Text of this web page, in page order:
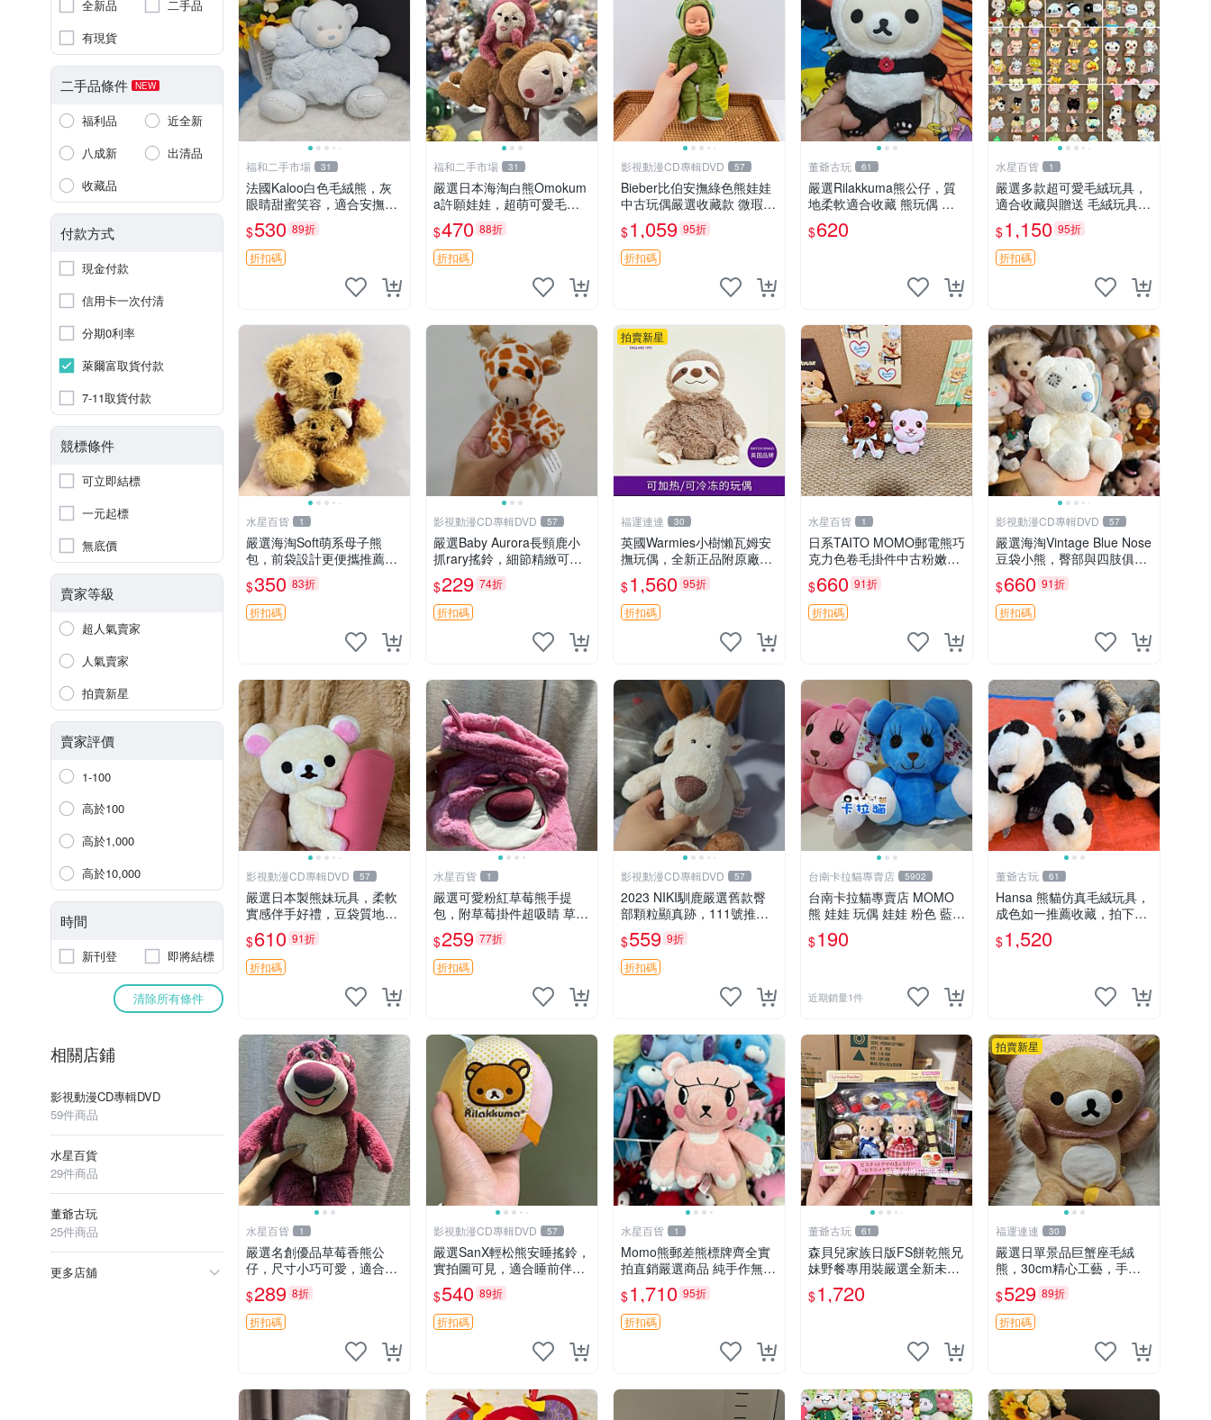
全新品
二手品
有現貨
二手品條件 NEW
福利品
近全新
八成新
出清品
收藏品
付款方式
現金付款
信用卡一次付清
分期0利率
萊爾富取貨付款
7-11取貨付款
競標條件
可立即結標
一元起標
無底價
賣家等級
超人氣賣家
人氣賣家
拍賣新星
賣家評價
1-100
高於100
高於1,000
高於10,000
時間
新刊登 即將結標
清除所有條件
相關店鋪
影視動漫CD專輯DVD
59件商品
水星百貨
29件商品
董爺古玩
25件商品
更多店舖
福和二手市場 31
法國Kaloo白色毛絨熊，灰
眼睛甜蜜笑容，適合安撫逗
趣可愛，柔軟面料手感佳。
14 白色安撫熊 毛絨玩具 寶
寶逗樂具
$530 89折
折扣碼
福和二手市場 31
嚴選日本海淘白熊Omokum
a許願娃娃，超萌可愛毛絨
公仔推薦收藏 白熊 Omoku
ma 毛絨玩具 偽裝娃娃 玩具
擺飾
$470 88折
折扣碼
影視動漫CD專輯DVD 57
Bieber比伯安撫綠色熊娃娃
中古玩偶嚴選收藏款 微瑕輕
度使用 Bieber綠熊娃娃 中
古玩偶 微瑕
$1,059 95折
折扣碼
董爺古玩 61
嚴選Rilakkuma熊公仔，質
地柔軟適合收藏 熊玩偶 柔
軟 公仔 收藏
$620
水星百貨 1
嚴選多款超可愛毛絨玩具，
適合收藏與贈送 毛絨玩具、
抱枕、公仔
$1,150 95折
折扣碼
水星百貨 1
嚴選海淘Soft萌系母子熊
包，前袋設計更便攜推薦收
藏 母子熊 軟綿綿 包包
$350 83折
折扣碼
影視動漫CD專輯DVD 57
嚴選Baby Aurora長頸鹿小
抓rary搖鈴，細節精緻可聆
聽清脆鈴音 軟萌可愛 定制
紀念 金屬搖鈴 新手媽咪推
薦 長頸鹿 抓rary 搖鈴
$229 74折
折扣碼
拍賣新星
福運連連 30
英國Warmies小樹懶瓦姆安
撫玩偶，全新正品附原廠吊
牌與防塵袋，內藏薰衣草可
加熱，適合各個年齡層，冷
暖兩用享受抱抱樂趣，不容
錯過嚴選好物 溫暖 冷感
$1,560 95折
折扣碼
水星百貨 1
日系TAITO MOMO郵電熊巧
克力色卷毛掛件中古粉嫩玩
偶微瑕推薦 postpet momo
郵電熊 中古玩偶
$660 91折
折扣碼
影視動漫CD專輯DVD 57
嚴選海淘Vintage Blue Nose
豆袋小熊，臀部與四肢俱
全，坐高11公分，附原盒與
吊牌收藏。藍鼻子小熊，值
得擁有 玩具 憶熊
$660 91折
折扣碼
影視動漫CD專輯DVD 57
嚴選日本製熊妹玩具，柔軟
實感伴手好禮，豆袋質地手
感佳，抱枕小熊 recom 推薦
白色豆袋 玩具
$610 91折
折扣碼
水星百貨 1
嚴選可愛粉紅草莓熊手提
包，附草莓掛件超吸睛 草莓
熊手提包 草莓掛件 可愛port
unese
$259 77折
折扣碼
影視動漫CD專輯DVD 57
2023 NIKI馴鹿嚴選舊款臀
部顆粒顯真跡，111號推薦
珍藏品 馴鹿 舊款 尾巴顆粒
$559 9折
折扣碼
台南卡拉貓專賣店 5902
台南卡拉貓專賣店 MOMO
熊 娃娃 玩偶 娃娃 粉色 藍色
2色分售
$190
近期銷量1件
董爺古玩 61
Hansa 熊貓仿真毛絨玩具，
成色如一推薦收藏，拍下無
疑心 熊貓 毛絨玩具 收藏
$1,520
水星百貨 1
嚴選名創優品草莓香熊公
仔，尺寸小巧可愛，適合收
藏賞玩 30cm 玩具 公仔 草
莓熊
$289 8折
折扣碼
影視動漫CD專輯DVD 57
嚴選SanX輕松熊安睡搖鈴，
實拍圖可見，適合睡前伴
侶， Picks安撫好物 0325
懸吊 電腦
$540 89折
折扣碼
水星百貨 1
Momo熊郵差熊標牌齊全實
拍直銷嚴選商品 純手作無修
圖可收藏 郵差熊 Momo熊
標牌 商品
$1,710 95折
折扣碼
董爺古玩 61
森貝兒家族日版FS餅乾熊兄
妹野餐專用裝嚴選全新未開
封，包含兩組大童款紙盒
裝，適合收藏與分享。 餅乾
$1,720
拍賣新星
福運連連 30
嚴選日單景品巨蟹座毛絨
熊，30cm精心工藝，手感
軟糯推薦收藏送人 巨蟹座
毛絨玩具 精緻做工
$529 89折
折扣碼